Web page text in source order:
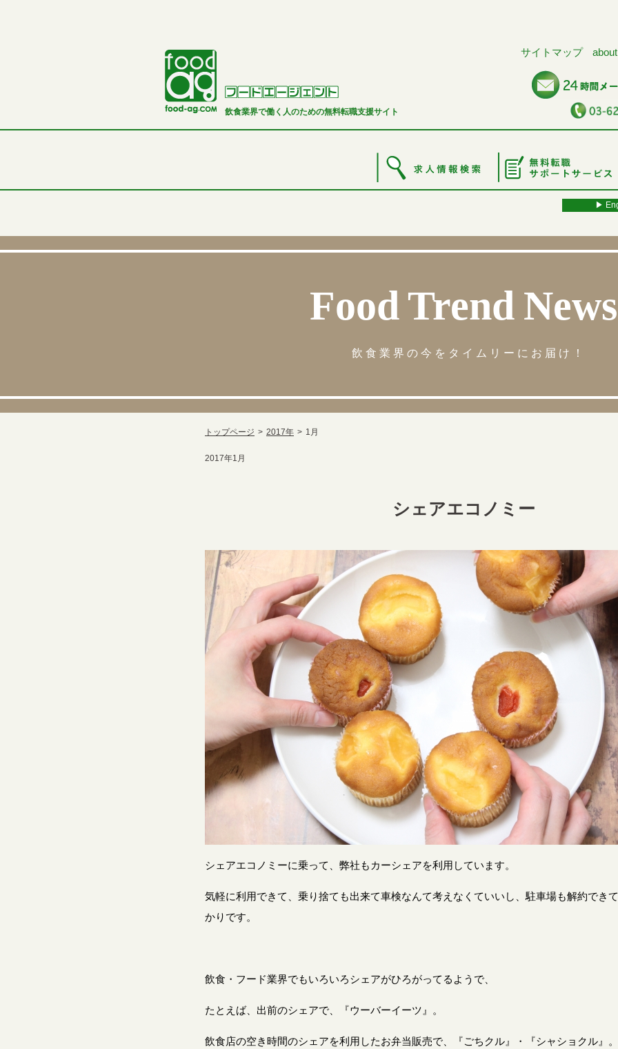
飲食業界で働く人のための無料転職支援サイト
サイトマップ about
▶︎
Food Trend News
飲食業界の今をタイムリーにお届け！
トップページ 2017年 1月
2017年1月
シェアエコノミー
シェアエコノミーに乗って、弊社もカーシェアを利用しています。
気軽に利用できて、乗り捨ても出来て車検なんて考えなくていいし、駐車場も解約でき
かりです。
飲食・フード業界でもいろいろシェアがひろがってるようで、
たとえば、出前のシェアで、『ウーバーイーツ』。
飲食店の空き時間のシェアを利用したお弁当販売で、『ごちクル』・『シャショクル』。